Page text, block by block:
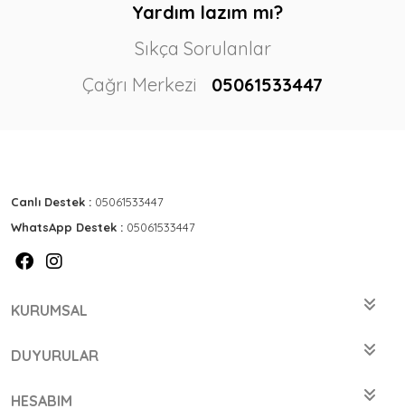
Yardım lazım mı?
Sıkça Sorulanlar
Çağrı Merkezi
05061533447
Canlı Destek : 05061533447
WhatsApp Destek : 05061533447
KURUMSAL
DUYURULAR
HESABIM